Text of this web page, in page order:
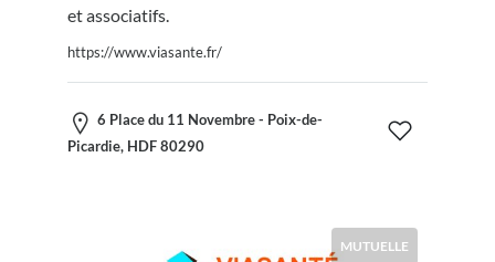
et associatifs.
https://www.viasante.fr/
6 Place du 11 Novembre - Poix-de-
Picardie, HDF 80290
MUTUELLE